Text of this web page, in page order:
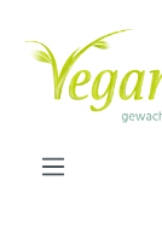
Zum Hauptinhalt